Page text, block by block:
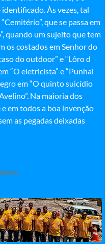
Às vezes, tal
que se passa em
quando um sujeito que tem
os costados em Senhor do
do outdoor” e “Lôro d
“O eletricista” e “Punhal
em “O quinto suicídio
Na maioria dos
em todos a boa invenção
as pegadas deixadas